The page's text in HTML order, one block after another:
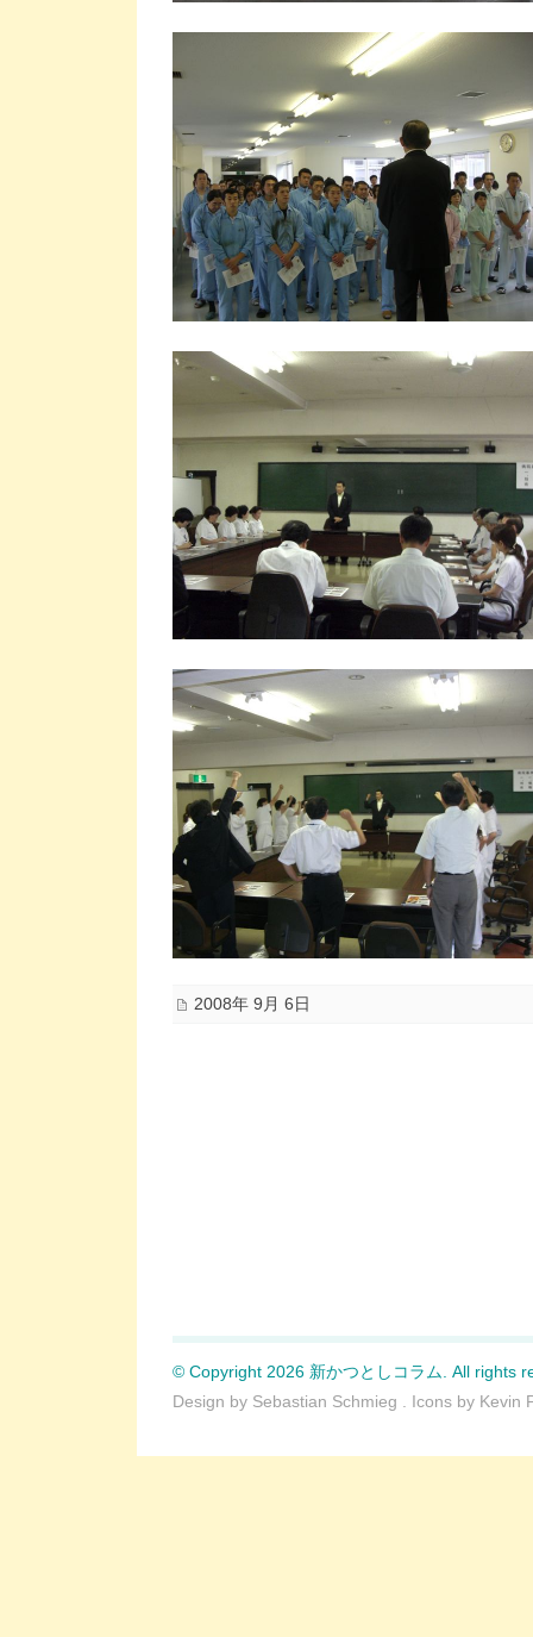
2008年 9月 6日
© Copyright 2026 新かつとしコラム. All rights
Design by Sebastian Schmieg . Icons by Kevin